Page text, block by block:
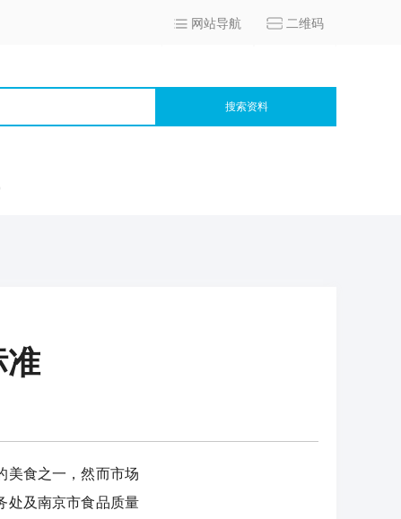
网站导航 二维码
搜索资料
准
食之一，然而市场
处及南京市食品质量